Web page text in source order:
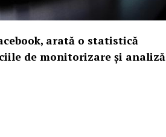
arată o statistică
de monitorizare și analiză